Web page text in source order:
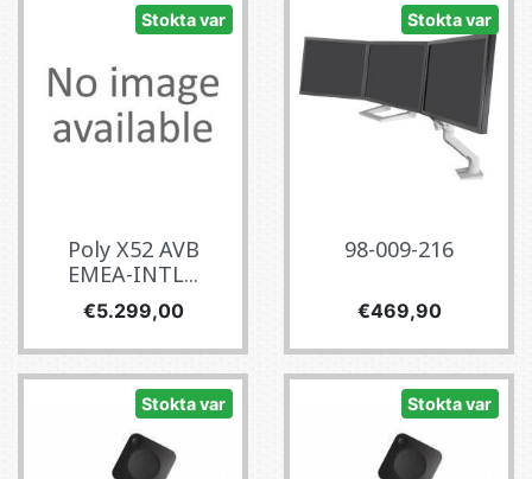
Stokta var
Poly X52 AVB
EMEA-INTL...
Fiyat
€5.299,00
Stokta var
98-009-216
Fiyat
€469,90
Stokta var Stokta var